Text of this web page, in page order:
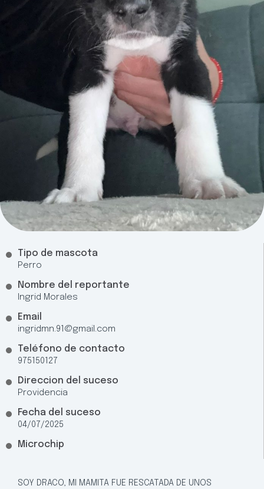
Tipo de mascota
Perro
Nombre del reportante
Ingrid Morales
Email
ingridmn.91@gmail.com
Teléfono de contacto
975150127
Direccion del suceso
Providencia
Fecha del suceso
04/07/2025
Microchip
SOY DRACO, MI MAMITA FUE RESCATADA DE UNOS